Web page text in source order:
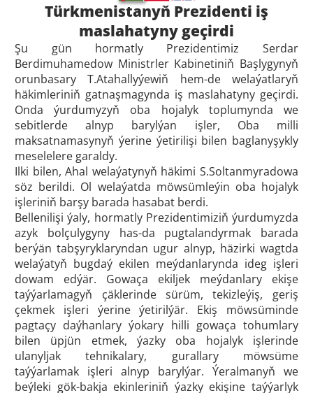
Türkmenistanyň Prezidenti iş
maslahatyny geçirdi
Şu gün hormatly Prezidentimiz Serdar
Berdimuhamedow Ministrler Kabinetiniň Başlygynyň
orunbasary T.Atahallyýewiň hem-de welaýatlaryň
häkimleriniň gatnaşmagynda iş maslahatyny geçirdi.
Onda ýurdumyzyň oba hojalyk toplumynda we
sebitlerde alnyp barylýan işler, Oba milli
maksatnamasynyň ýerine ýetirilişi bilen baglanyşykly
meselelere garaldy.
Ilki bilen, Ahal welaýatynyň häkimi S.Soltanmyradowa
söz berildi. Ol welaýatda möwsümleýin oba hojalyk
işleriniň barşy barada hasabat berdi.
Bellenilişi ýaly, hormatly Prezidentimiziň ýurdumyzda
azyk bolçulygyny has-da pugtalandyrmak barada
berýän tabşyryklaryndan ugur alnyp, häzirki wagtda
welaýatyň bugdaý ekilen meýdanlarynda ideg işleri
dowam edýär. Gowaça ekiljek meýdanlary ekişe
taýýarlamagyň çäklerinde sürüm, tekizleýiş, geriş
çekmek işleri ýerine ýetirilýär. Ekiş möwsüminde
pagtaçy daýhanlary ýokary hilli gowaça tohumlary
bilen üpjün etmek, ýazky oba hojalyk işlerinde
ulanyljak tehnikalary, gurallary möwsüme
taýýarlamak işleri alnyp barylýar. Ýeralmanyň we
beýleki gök-bakja ekinleriniň ýazky ekişine taýýarlyk